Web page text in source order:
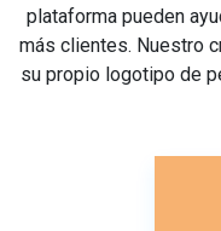
plataforma pueden
más clientes. Nuestro
su propio logotipo de